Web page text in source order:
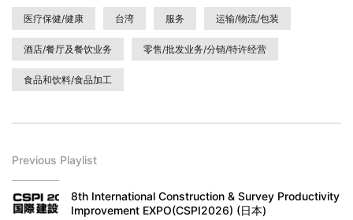
医疗保健/健康 台湾 服务 运输/物流/包装
酒店/餐厅及餐饮业务 零售/批发业务/分销/特许经营
食品和饮料/食品加工
Previous Playlist
8th International Construction & Survey Productivity
Improvement EXPO(CSPI2026) (日本)